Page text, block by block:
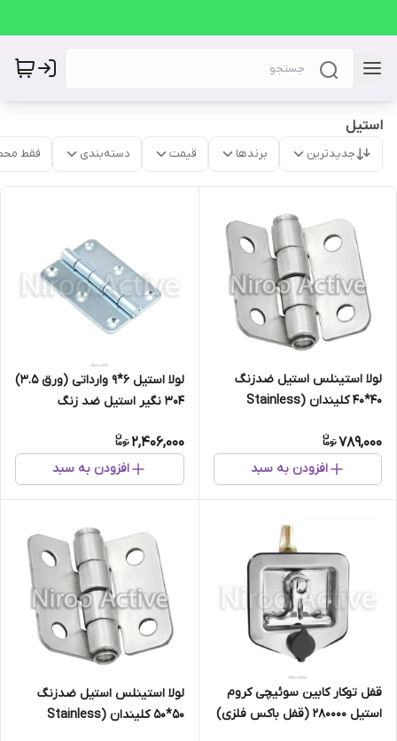
استیل
جدیدترین برندها قیمت دسته‌بندی فقط
لولا استینلس استیل ضدزنگ
40*40 کلیندان (Stainless
789,000
افزودن به سبد
لولا استیل 6*9 وارداتی (ورق 3.5)
304 نگیر استیل ضد زنگ
2,406,000
افزودن به سبد
قفل توکار کابین سوئیچی کروم
استیل 280000 (قفل باکس فلزی)
لولا استینلس استیل ضدزنگ
۵۰*۵۰ کلیندان (Stainless